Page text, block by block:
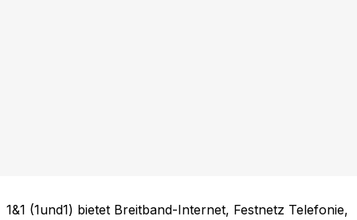
1&1 (1und1) bietet Breitband-Internet, Festnetz Telefonie,